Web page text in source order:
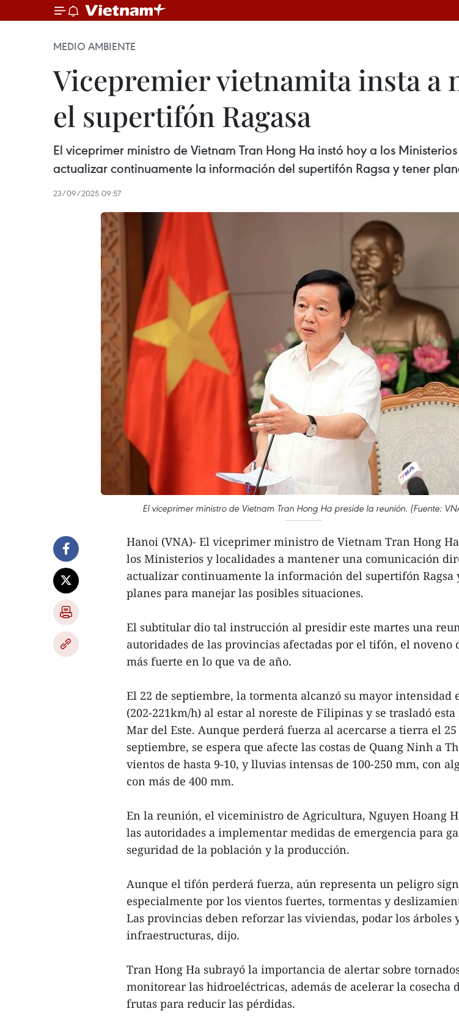
MEDIO AMBIENTE
Vicepremier vietnamita insta a
el supertifón Ragasa
El viceprimer ministro de Vietnam Tran Hong Ha instó hoy a los
actualizar continuamente la información del supertifón Ragsa y tener
23/09/2025 09:57
El viceprimer ministro de Vietnam Tran Hong Ha preside la reunión. (Fuente:
Hanoi (VNA)- El viceprimer ministro de Vietnam Tran Hong
los Ministerios y localidades a mantener una comunicación
actualizar continuamente la información del supertifón Ragsa
planes para manejar las posibles situaciones.
El subtitular dio tal instrucción al presidir este martes una
autoridades de las provincias afectadas por el tifón, el noveno
más fuerte en lo que va de año.
El 22 de septiembre, la tormenta alcanzó su mayor intensidad
(202-221km/h) al estar al noreste de Filipinas y se trasladó
Mar del Este. Aunque perderá fuerza al acercarse a tierra el 25
septiembre, se espera que afecte las costas de Quang Ninh a
vientos de hasta 9-10, y lluvias intensas de 100-250 mm, con
con más de 400 mm.
En la reunión, el viceministro de Agricultura, Nguyen Hoang
las autoridades a implementar medidas de emergencia para
seguridad de la población y la producción.
Aunque el tifón perderá fuerza, aún representa un peligro
especialmente por los vientos fuertes, tormentas y
Las provincias deben reforzar las viviendas, podar los árboles
infraestructuras, dijo.
Tran Hong Ha subrayó la importancia de alertar sobre
monitorear las hidroeléctricas, además de acelerar la cosecha
frutas para reducir las pérdidas.